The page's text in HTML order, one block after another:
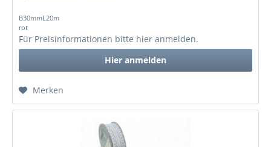
B30mmL20m
rot
Für Preisinformationen bitte hier anmelden.
Hier anmelden
Merken